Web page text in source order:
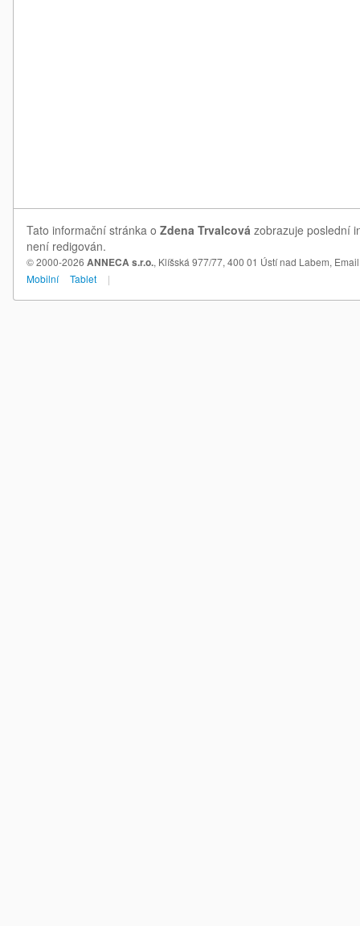
Tato informační stránka o Zdena Trvalcová zobrazuje poslední
není redigován.
© 2000-2026 ANNECA s.r.o., Klíšská 977/77, 400 01 Ústí nad Labem,
Mobilní
Tablet |